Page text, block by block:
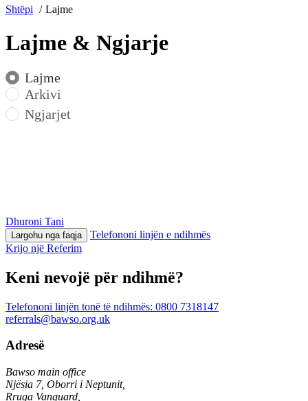
Shtëpi
Lajme
Lajme & Ngjarje
Lajme
Arkivi
Ngjarjet
Dhuroni Tani
Largohu nga faqja
Telefononi linjën e ndihmës
Krijo një Referim
Keni nevojë për ndihmë?
Telefononi linjën tonë të ndihmës: 0800 7318147
referrals@bawso.org.uk
Adresë
Bawso main office
Njësia 7, Oborri i Neptunit,
Rruga Vanguard,